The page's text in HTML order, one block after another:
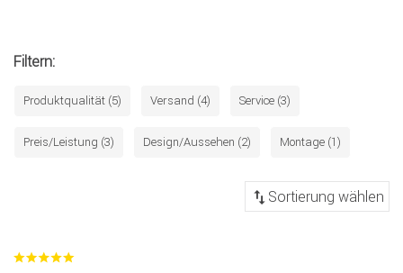
Filtern:
Produktqualität (5) Versand (4) Service (3)
Preis/Leistung (3) Design/Aussehen (2) Montage (1)